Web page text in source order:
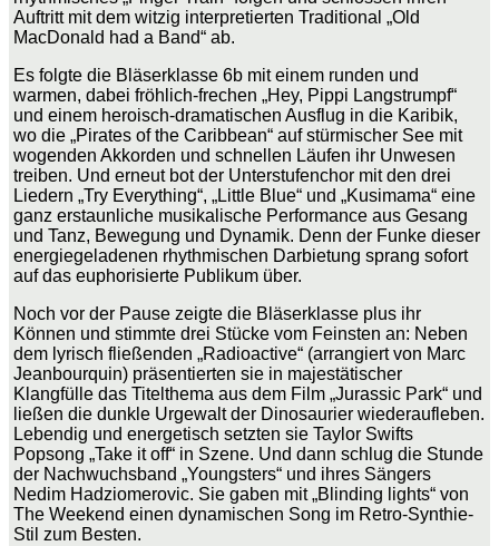
Auftritt mit dem witzig interpretierten Traditional „Old
MacDonald had a Band“ ab.
Es folgte die Bläserklasse 6b mit einem runden und
warmen, dabei fröhlich-frechen „Hey, Pippi Langstrumpf“
und einem heroisch-dramatischen Ausflug in die Karibik,
wo die „Pirates of the Caribbean“ auf stürmischer See mit
wogenden Akkorden und schnellen Läufen ihr Unwesen
treiben. Und erneut bot der Unterstufenchor mit den drei
Liedern „Try Everything“, „Little Blue“ und „Kusimama“ eine
ganz erstaunliche musikalische Performance aus Gesang
und Tanz, Bewegung und Dynamik. Denn der Funke dieser
energiegeladenen rhythmischen Darbietung sprang sofort
auf das euphorisierte Publikum über.
Noch vor der Pause zeigte die Bläserklasse plus ihr
Können und stimmte drei Stücke vom Feinsten an: Neben
dem lyrisch fließenden „Radioactive“ (arrangiert von Marc
Jeanbourquin) präsentierten sie in majestätischer
Klangfülle das Titelthema aus dem Film „Jurassic Park“ und
ließen die dunkle Urgewalt der Dinosaurier wiederaufleben.
Lebendig und energetisch setzten sie Taylor Swifts
Popsong „Take it off“ in Szene. Und dann schlug die Stunde
der Nachwuchsband „Youngsters“ und ihres Sängers
Nedim Hadziomerovic. Sie gaben mit „Blinding lights“ von
The Weekend einen dynamischen Song im Retro-Synthie-
Stil zum Besten.